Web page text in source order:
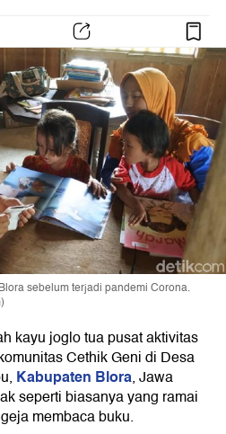
sebelum terjadi pandemi Corona.
kayu joglo tua pusat aktivitas
Cethik Geni di Desa
Kabupaten Blora, Jawa
seperti biasanya yang ramai
membaca buku.